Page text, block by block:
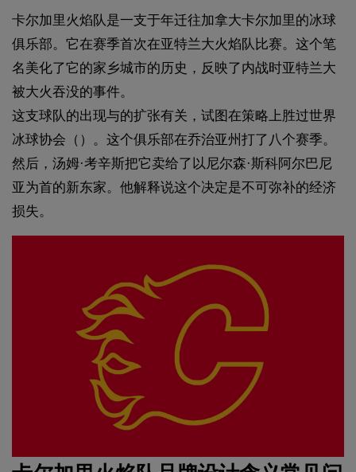
卡尔加里火焰队是一支于年迁往加拿大卡尔加里的冰球
俱乐部。它在赛季首次在亚特兰大火焰队比赛。这个笔
名美化了它的家乡城市的历史，反映了内战时亚特兰大
被大火吞没的事件。
这支球队的出现与的扩张有关，试图在策略上胜过世界
冰球协会（）。这个俱乐部在乔治亚州打了八个赛季。
然后，汤姆·考辛斯把它卖给了以尼尔森·斯科阿尔巴尼
亚为首的新东家。他解释说这个决定是不可弥补的经济
损失。